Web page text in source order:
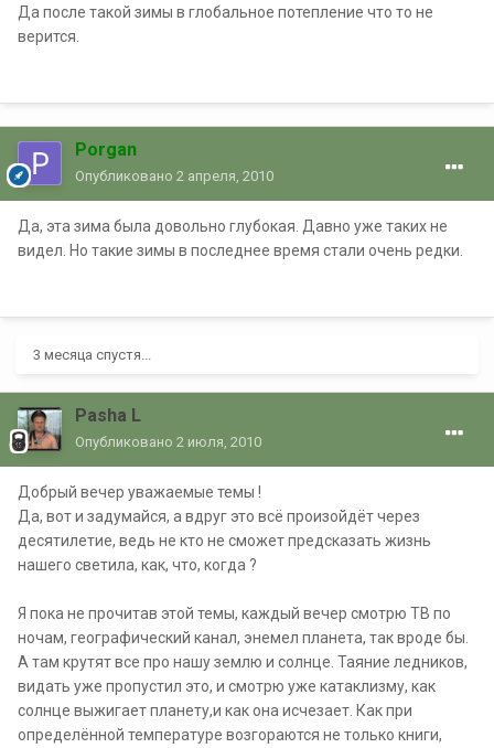
Да после такой зимы в глобальное потепление что то не
верится.
Porgan
Опубликовано 2 апреля, 2010
Да, эта зима была довольно глубокая. Давно уже таких не
видел. Но такие зимы в последнее время стали очень редки.
3 месяца спустя...
Pasha L
Опубликовано 2 июля, 2010
Добрый вечер уважаемые темы !
Да, вот и задумайся, а вдруг это всё произойдёт через
десятилетие, ведь не кто не сможет предсказать жизнь
нашего светила, как, что, когда ?
Я пока не прочитав этой темы, каждый вечер смотрю ТВ по
ночам, географический канал, энемел планета, так вроде бы.
А там крутят все про нашу землю и солнце. Таяние ледников,
видать уже пропустил это, и смотрю уже катаклизму, как
солнце выжигает планету,и как она исчезает. Как при
определённой температуре возгораются не только книги,